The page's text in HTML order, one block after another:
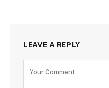
LEAVE A REPLY